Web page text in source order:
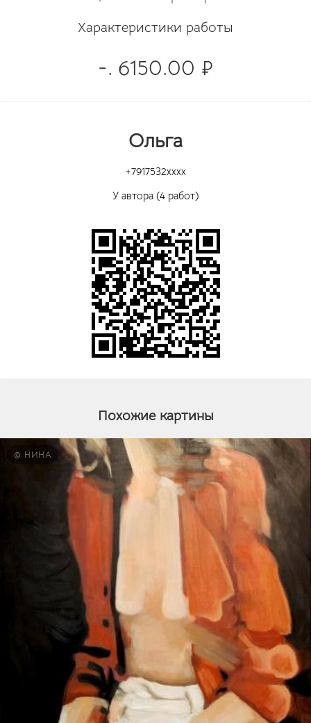
Характеристики работы
-. 6150.00 ₽
Ольга
+7917532xxxx
У автора (4 работ)
Похожие картины
© НИНА